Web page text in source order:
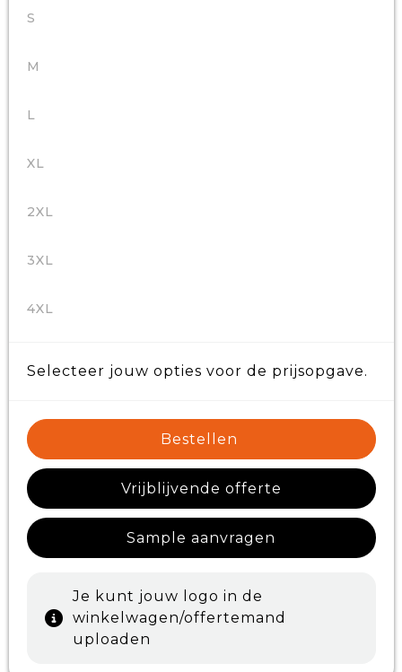
S
M
L
XL
2XL
3XL
4XL
Selecteer jouw opties voor de prijsopgave.
Bestellen
Vrijblijvende offerte
Sample aanvragen
Je kunt jouw logo in de
winkelwagen/offertemand
uploaden